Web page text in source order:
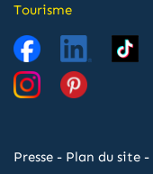
Tourisme
Presse - Plan du site -